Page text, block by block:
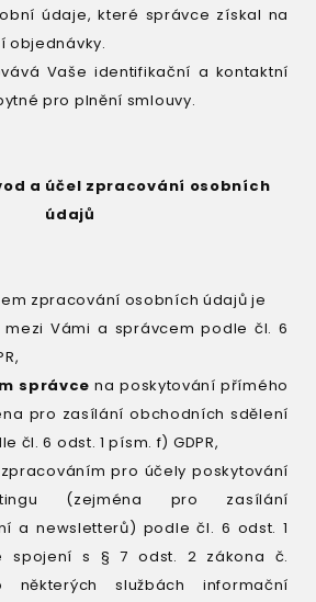
údaje, které správce získal na
objednávky.
Vaše identifikační a kontaktní
pro plnění smlouvy.
a účel zpracování osobních
údajů
zpracování osobních údajů je
mezi Vámi a správcem podle čl. 6
správce na poskytování přímého
pro zasílání obchodních sdělení
čl. 6 odst. 1 písm. f) GDPR,
pro účely poskytování
(zejména pro zasílání
a newsletterů) podle čl. 6 odst. 1
spojení s § 7 odst. 2 zákona č.
službách informační